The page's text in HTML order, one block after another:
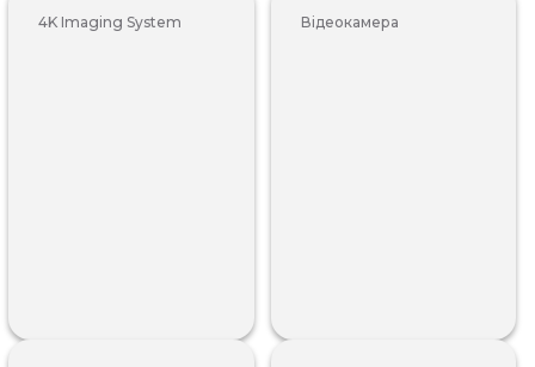
4K Imaging System Відеокамера